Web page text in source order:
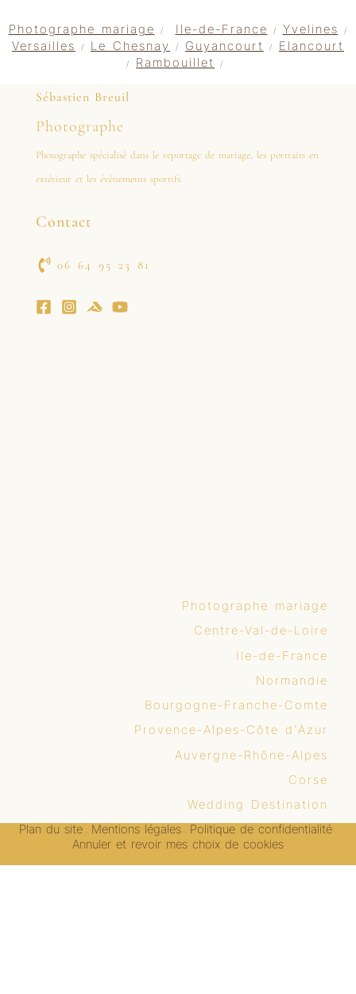
Photographe mariage / Ile-de-France / Yvelines /
Versailles / Le Chesnay / Guyancourt / Elancourt
/ Rambouillet /
Sébastien Breuil
Photographe
Photographe spécialisé dans le reportage de mariage, les portraits en
extérieur et les évènements sportifs.
Contact
06 64 95 23 81
Photographe mariage
Centre-Val-de-Loire
Ile-de-France
Normandie
Bourgogne-Franche-Comte
Provence-Alpes-Côte d'Azur
Auvergne-Rhône-Alpes
Corse
Wedding Destination
Plan du site- Mentions légales- Politique de confidentialité-
Annuler et revoir mes choix de cookies